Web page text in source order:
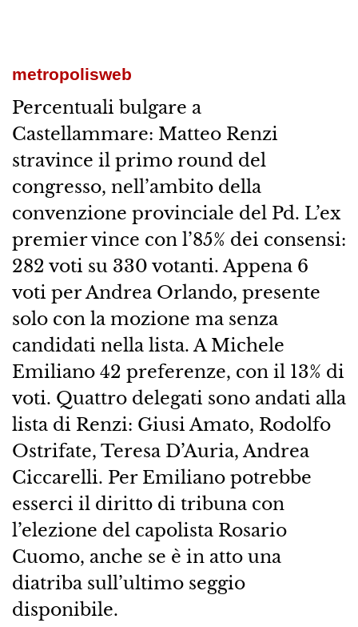
metropolisweb
Percentuali bulgare a
Castellammare: Matteo Renzi
stravince il primo round del
congresso, nell’ambito della
convenzione provinciale del Pd. L’ex
premier vince con l’85% dei consensi:
282 voti su 330 votanti. Appena 6
voti per Andrea Orlando, presente
solo con la mozione ma senza
candidati nella lista. A Michele
Emiliano 42 preferenze, con il 13% di
voti. Quattro delegati sono andati alla
lista di Renzi: Giusi Amato, Rodolfo
Ostrifate, Teresa D’Auria, Andrea
Ciccarelli. Per Emiliano potrebbe
esserci il diritto di tribuna con
l’elezione del capolista Rosario
Cuomo, anche se è in atto una
diatriba sull’ultimo seggio
disponibile.